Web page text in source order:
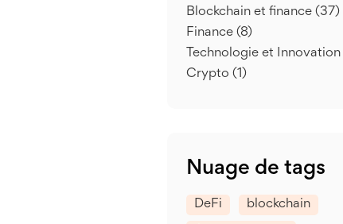
Blockchain et finance (37)
Finance (8)
Technologie et Innovation
Crypto (1)
Nuage de tags
DeFi blockchain